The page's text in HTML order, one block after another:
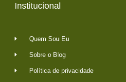
Institucional
Quem Sou Eu
Sobre o Blog
Política de privacidade